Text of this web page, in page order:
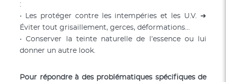
:
• Les protéger contre les intempéries et les U.V. ➜
Éviter tout grisaillement, gerces, déformations…
• Conserver la teinte naturelle de l’essence ou lui
donner un autre look.
Pour répondre à des problématiques spécifiques de